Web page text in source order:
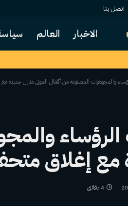
اتصل بنا
الاخبار العالم
والمجوهرات المصنوعة من أقفال الموتى منازل جديدة
مع إغلاق
4 دقائق